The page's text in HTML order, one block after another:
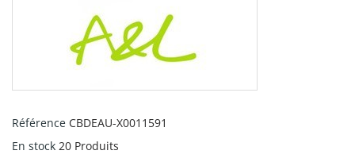
Référence CBDEAU-X0011591
En stock 20 Produits